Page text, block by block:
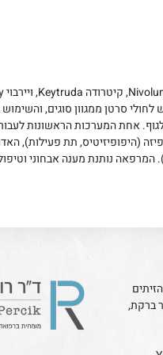
סרטן ממגוון סוגים,
אחת המערכות הראשונות
(היפופיזיטיס, תת פעילות),
תת פעילות). המרפאה נותנת מענה אבחוני
ברקת,